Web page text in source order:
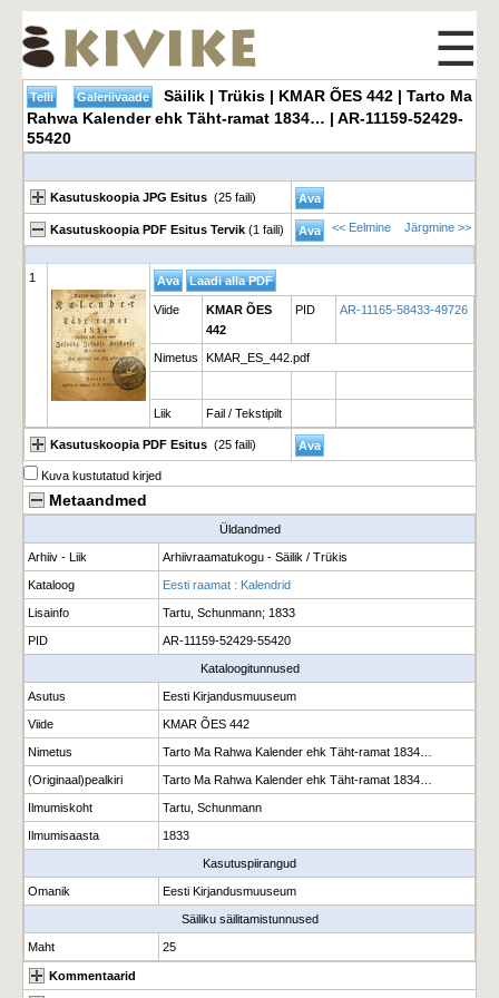
☰
Säilik | Trükis | KMAR ÕES 442 | Tarto Ma
Rahwa Kalender ehk Täht-ramat 1834… | AR-11159-52429-
55420
Kasutuskoopia JPG Esitus (25 faili)
Kasutuskoopia PDF Esitus Tervik (1 faili) << Eelmine Järgmine >>
1
Viide
KMAR ÕES
442
PID AR-11165-58433-49726
Nimetus KMAR_ES_442.pdf
Liik Fail / Tekstipilt
Kasutuskoopia PDF Esitus (25 faili)
Kuva kustutatud kirjed
Metaandmed
Üldandmed
Arhiiv - Liik Arhiivraamatukogu - Säilik / Trükis
Kataloog Eesti raamat : Kalendrid
Lisainfo Tartu, Schunmann; 1833
PID AR-11159-52429-55420
Kataloogitunnused
Asutus Eesti Kirjandusmuuseum
Viide KMAR ÕES 442
Nimetus Tarto Ma Rahwa Kalender ehk Täht-ramat 1834…
(Originaal)pealkiri Tarto Ma Rahwa Kalender ehk Täht-ramat 1834…
Ilmumiskoht Tartu, Schunmann
Ilmumisaasta 1833
Kasutuspiirangud
Omanik Eesti Kirjandusmuuseum
Säiliku säilitamistunnused
Maht 25
Kommentaarid